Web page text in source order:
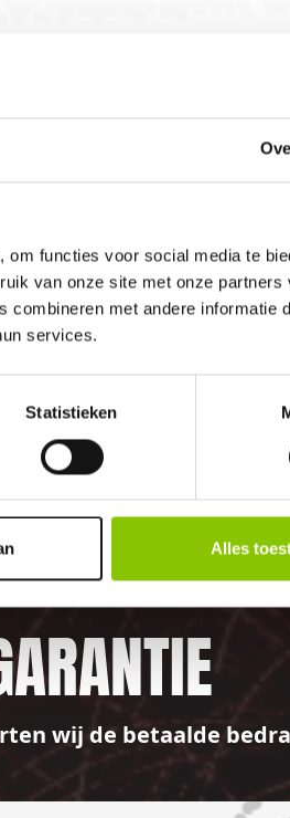
functies voor social media te
van onze site met onze partners
met andere informatie
services.
Statistieken
Alles
welkom! U bent
wij de betaalde